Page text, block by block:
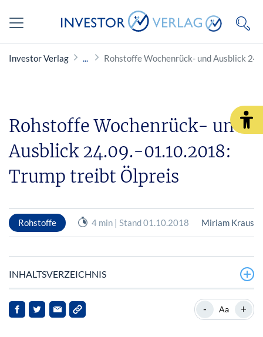
Investor Verlag Rohstoffe Wochenrück- und Ausblick
Rohstoffe Wochenrück- und
Ausblick 24.09.-01.10.2018:
Trump treibt Ölpreis
Rohstoffe 4 min | Stand 01.10.2018 Miriam Kraus
INHALTSVERZEICHNIS
Edelmetalle: Gold
- Aa +